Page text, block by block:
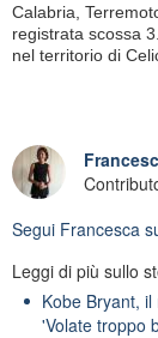
Calabria,
registrata scossa
nel territorio di
Segui Francesca
Leggi di più sullo
Kobe Bryant,
'Volate troppo